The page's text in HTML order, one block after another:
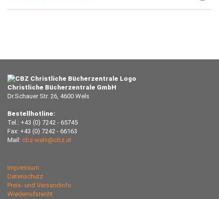
Christliche Bücherzentrale GmbH
Dr.Schauer Str. 26, 4600 Wels
Bestellhotline:
Tel.: +43 (0) 7242 - 65745
Fax: +43 (0) 7242 - 66163
Mail: cbz-wels@cbz.at
Impressum
Datenschutz
Preis- und Versandinfo
Wiederrufsrecht